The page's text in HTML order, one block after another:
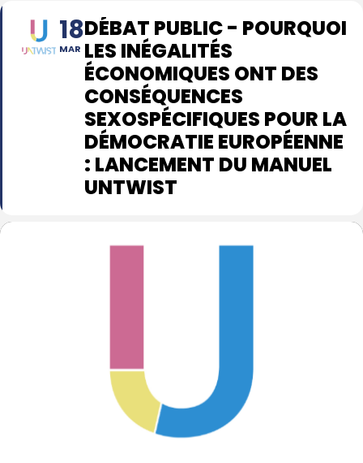
18
MAR
DÉBAT PUBLIC - POURQUOI
LES INÉGALITÉS
ÉCONOMIQUES ONT DES
CONSÉQUENCES
SEXOSPÉCIFIQUES POUR LA
DÉMOCRATIE EUROPÉENNE
: LANCEMENT DU MANUEL
UNTWIST